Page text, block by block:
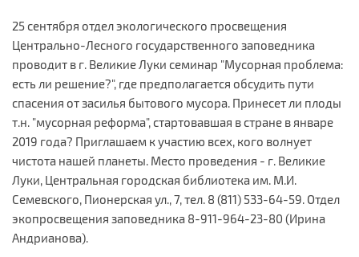
25 сентября отдел экологического просвещения
Центрально-Лесного государственного заповедника
проводит в г. Великие Луки семинар "Мусорная проблема:
есть ли решение?", где предполагается обсудить пути
спасения от засилья бытового мусора. Принесет ли плоды
т.н. "мусорная реформа", стартовавшая в стране в январе
2019 года? Приглашаем к участию всех, кого волнует
чистота нашей планеты. Место проведения - г. Великие
Луки, Центральная городская библиотека им. М.И.
Семевского, Пионерская ул., 7, тел. 8 (811) 533-64-59. Отдел
экопросвещения заповедника 8-911-964-23-80 (Ирина
Андрианова).